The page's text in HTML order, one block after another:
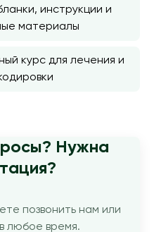
инструкции и
материалы
курс для лечения и
Нужна
позвонить нам или
в любое время.